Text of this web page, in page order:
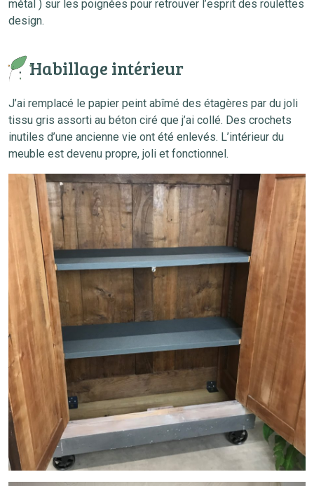
métal ) sur les poignées pour retrouver l’esprit des roulettes
design.
Habillage intérieur
J’ai remplacé le papier peint abîmé des étagères par du joli
tissu gris assorti au béton ciré que j’ai collé. Des crochets
inutiles d’une ancienne vie ont été enlevés. L’intérieur du
meuble est devenu propre, joli et fonctionnel.